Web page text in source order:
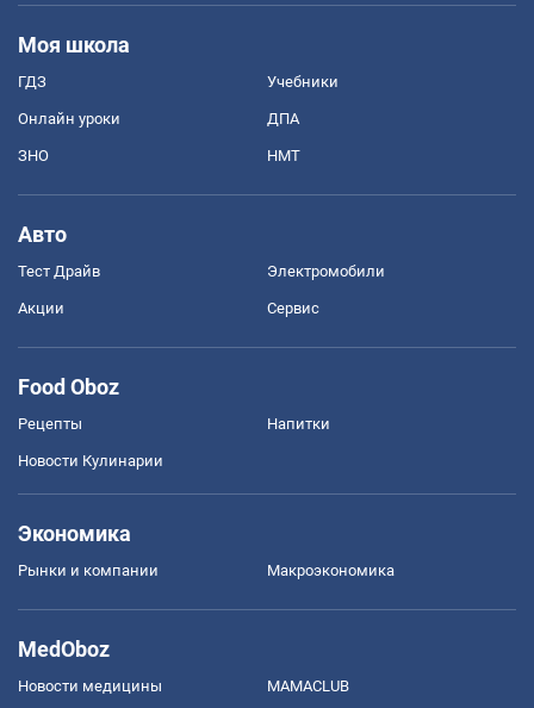
Моя школа
ГДЗ Учебники
Онлайн уроки ДПА
ЗНО НМТ
Авто
Тест Драйв Электромобили
Акции Сервис
Food Oboz
Рецепты Напитки
Новости Кулинарии
Экономика
Рынки и компании Mакроэкономика
MedOboz
Новости медицины MAMACLUB